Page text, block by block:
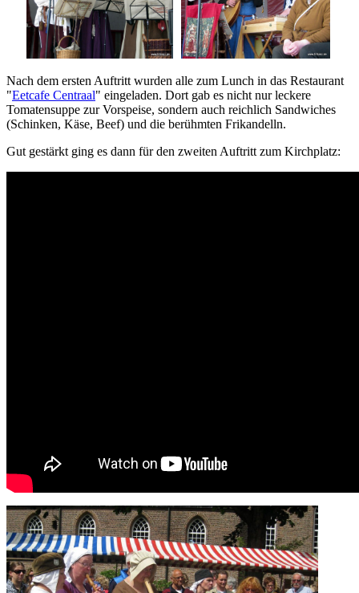
Nach dem ersten Auftritt wurden alle zum Lunch in das Restaurant
"Eetcafe Centraal" eingeladen. Dort gab es nicht nur leckere
Tomatensuppe zur Vorspeise, sondern auch reichlich Sandwiches
(Schinken, Käse, Beef) und die berühmten Frikandelln.
Gut gestärkt ging es dann für den zweiten Auftritt zum Kirchplatz: